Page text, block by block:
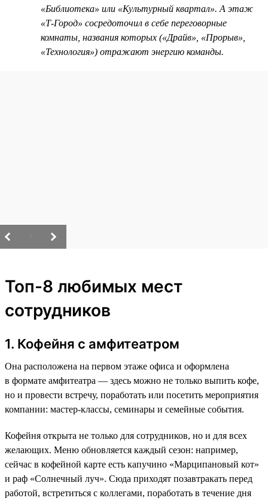
«Библиотека» или «Культурный квартал». А этаж
«Т-Город» сосредоточил в себе переговорные
комнаты, названия которых («Драйв», «Прорыв»,
«Технология») отражают энергию команды.
Топ-8 любимых мест
сотрудников
1. Кофейня с амфитеатром
Она расположена на первом этаже офиса и оформлена
в формате амфитеатра — здесь можно не только выпить кофе,
но и провести встречу, поработать или посетить мероприятия
компании: мастер-классы, семинары и семейные события.
Кофейня открыта не только для сотрудников, но и для всех
желающих. Меню обновляется каждый сезон: например,
сейчас в кофейной карте есть капучино «Марципановый кот»
и раф «Солнечный луч». Сюда приходят позавтракать перед
работой, встретиться с коллегами, поработать в течение дня